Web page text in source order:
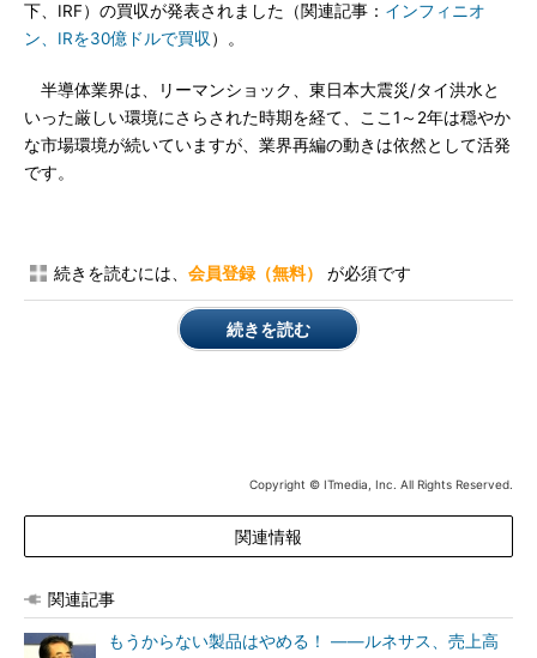
下、IRF）の買収が発表されました（関連記事： インフィニオ
ン、IRを30億ドルで買収 ）。
半導体業界は、リーマンショック、東日本大震災/タイ洪水と
いった厳しい環境にさらされた時期を経て、ここ1～2年は穏やか
な市場環境が続いていますが、業界再編の動きは依然として活発
です。
続きを読むには、 会員登録（無料） が必須です
続きを読む
Copyright © ITmedia, Inc. All Rights Reserved.
関連情報
関連記事
もうからない製品はやめる！ ――ルネサス、売上高